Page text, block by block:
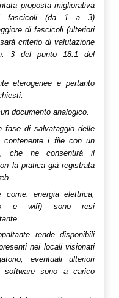
proposta migliorativa
fascicoli (da 1 a 3)
di fascicoli (ulteriori
criterio di valutazione
3 del punto 18.1 del
eterogenee e pertanto
documento analogico.
fase di salvataggio delle
contenente i file con un
che ne consentirà il
la pratica già registrata
energia elettrica,
e wifi) sono resi
rende disponibili
nei locali visionati
eventuali ulteriori
sono a carico